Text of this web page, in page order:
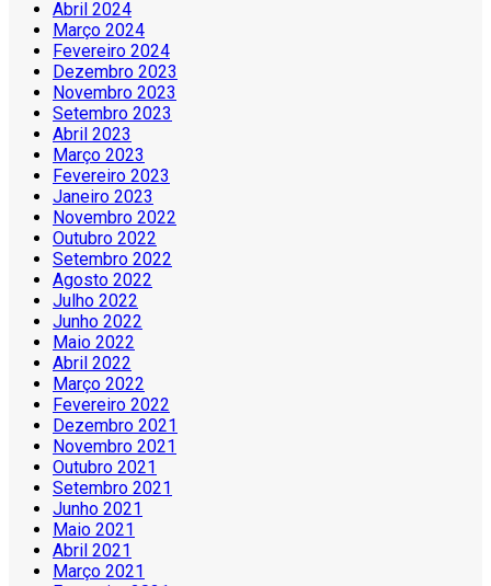
Abril 2024
Março 2024
Fevereiro 2024
Dezembro 2023
Novembro 2023
Setembro 2023
Abril 2023
Março 2023
Fevereiro 2023
Janeiro 2023
Novembro 2022
Outubro 2022
Setembro 2022
Agosto 2022
Julho 2022
Junho 2022
Maio 2022
Abril 2022
Março 2022
Fevereiro 2022
Dezembro 2021
Novembro 2021
Outubro 2021
Setembro 2021
Junho 2021
Maio 2021
Abril 2021
Março 2021